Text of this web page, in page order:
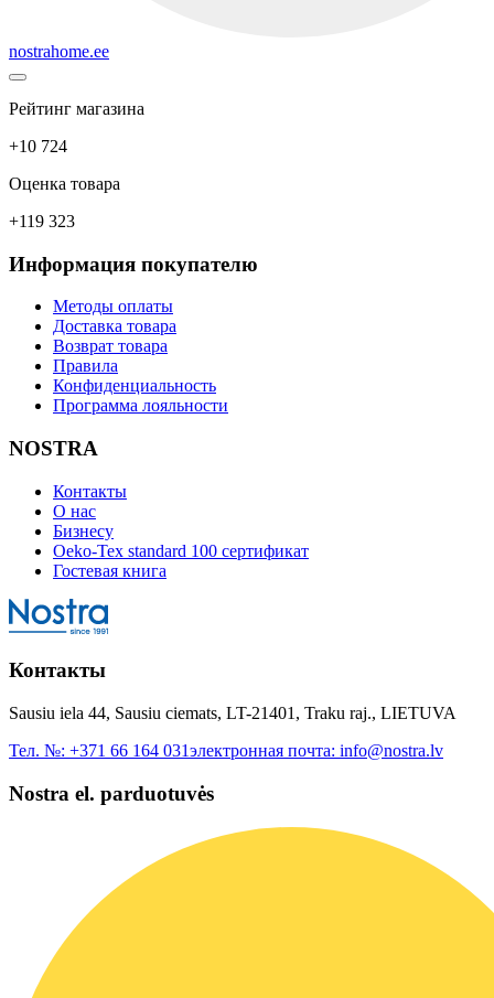
nostrahome.ee
Рейтинг магазина
+10 724
Оценка товара
+119 323
Информация покупателю
Методы оплаты
Доставка товара
Возврат товара
Правила
Конфиденциальность
Программа лояльности
NOSTRA
Контакты
О нас
Бизнесу
Oeko-Tex standard 100 сертификат
Гостевая книга
Контакты
Sausiu iela 44, Sausiu ciemats, LT-21401, Traku raj., LIETUVA
Тел. №: +371 66 164 031электронная почта: info@nostra.lv
Nostra el. parduotuvės